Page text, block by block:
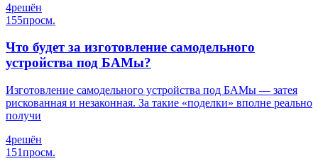
4решён
155просм.
Что будет за изготовление самодельного
устройства под БАМы?
Изготовление самодельного устройства под БАМы — затея
рискованная и незаконная. За такие «поделки» вполне реально
получи
4решён
151просм.